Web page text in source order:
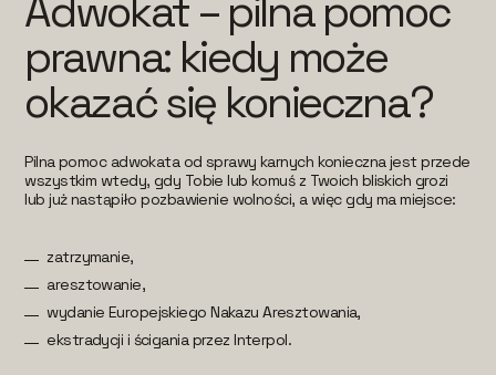
Adwokat – pilna pomoc
prawna: kiedy może
okazać się konieczna?
Pilna pomoc adwokata od sprawy karnych konieczna jest przede
wszystkim wtedy, gdy Tobie lub komuś z Twoich bliskich grozi
lub już nastąpiło pozbawienie wolności, a więc gdy ma miejsce:
zatrzymanie,
aresztowanie,
wydanie Europejskiego Nakazu Aresztowania,
ekstradycji i ścigania przez Interpol.